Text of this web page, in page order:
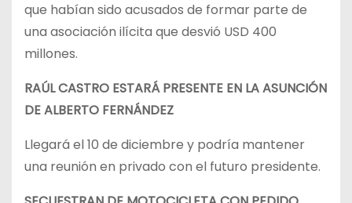
que habían sido acusados de formar parte de
una asociación ilícita que desvió USD 400
millones.
RAÚL CASTRO ESTARÁ PRESENTE EN LA ASUNCIÓN
DE ALBERTO FERNÁNDEZ
Llegará el 10 de diciembre y podría mantener
una reunión en privado con el futuro presidente.